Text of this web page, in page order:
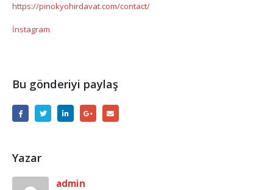
https://pinokyohirdavat.com/contact/
İnstagram
Bu gönderiyi paylaş
Yazar
admin